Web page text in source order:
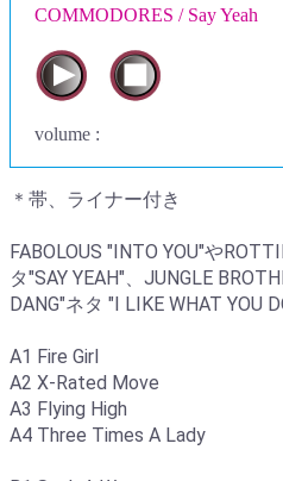
COMMODORES / Say Yeah
volume :
＊帯、ライナー付き
FABOLOUS "INTO YOU"や
タ"SAY YEAH"、JUNGLE
DANG"ネタ "I LIKE WHAT YOU
A1 Fire Girl
A2 X-Rated Move
A3 Flying High
A4 Three Times A Lady